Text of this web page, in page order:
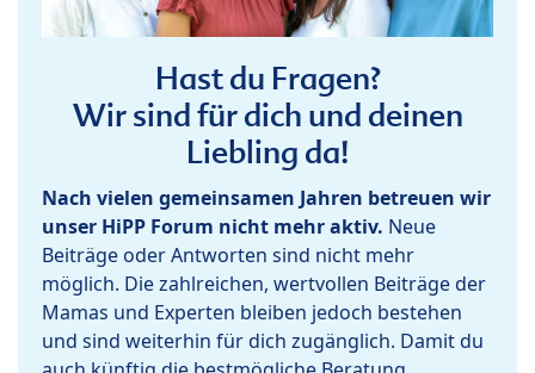
Hast du Fragen?
Wir sind für dich und deinen
Liebling da!
Nach vielen gemeinsamen Jahren betreuen wir
unser HiPP Forum nicht mehr aktiv. Neue
Beiträge oder Antworten sind nicht mehr
möglich. Die zahlreichen, wertvollen Beiträge der
Mamas und Experten bleiben jedoch bestehen
und sind weiterhin für dich zugänglich. Damit du